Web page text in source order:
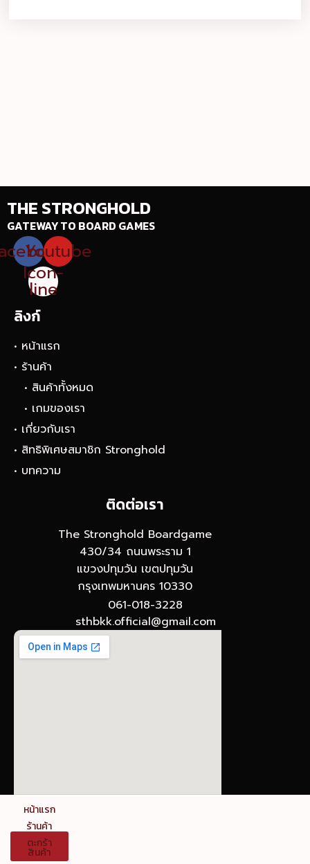
หน้าแรก
ร้านค้า
ตะกร้า
สินค้า
THE STRONGHOLD
GATEWAY TO BOARD GAMES
Youtube
Icon-
line
ลิงก์
• หน้าแรก
• ร้านค้า
• สินค้าทั้งหมด
• เกมของเรา
• เกี่ยวกับเรา
• สิทธิพิเศษสมาชิก Stronghold
• บทความ
ติดต่อเรา
The Stronghold Boardgame
430/34 ถนนพระราม 1
แขวงปทุมวัน เขตปทุมวัน
กรุงเทพมหานคร 10330
061-018-3228
sthbkk.official@gmail.com
© The Stronghold SIAM : Gateway to Board
ข้อกำหนดและเงื่อนไขการใช้งาน นโยบายความเป็นส่วน